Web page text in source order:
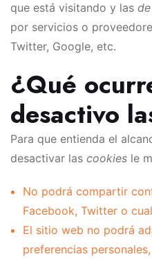
que está visitando y las
por servicios o
Twitter, Google, etc.
¿Qué
desactivo
Para que entienda el
desactivar las cookies le
No podrá compartir
Facebook, Twitter o
El sitio web no podrá
preferencias